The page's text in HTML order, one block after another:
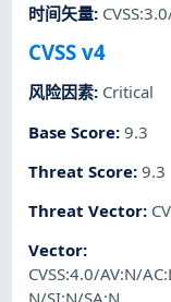
时间矢量:
CVSS v4
风险因素: Critical
Base Score:9.3
Threat Score:9.3
Threat Vector:
Vector:
CVSS:4.0/AV:N/